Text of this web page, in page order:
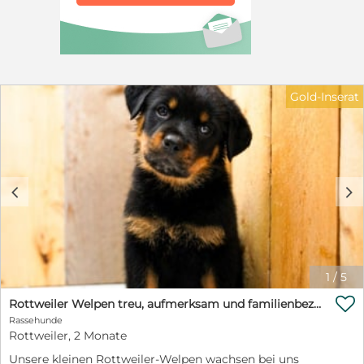
Jahre oder älter sein und den verantwortungsvollen
Umgang mit Hunden kennen. Wenn Sie ein Körbchen
frei haben, sei es auf Zeit oder für immer, dann nehmen
auf unsere Seite www.furbys-fellfreunde.de unter -
Fellfreund adoptieren-. Dort finden Sie alle nötigen
Infos zur Adoption oder Pflegestelle und auch unsere
Selbstauskunft. Alle Hunde sind bei Ausreise gechipt,
geimpft und reisen mit einem EU Ausweis in einem
beim deutschen Veterinäramt registrierten Transport.
Die Hunde reisen mit Traces.
1 / 5
c d
Gold-Inserat
Rottweiler Welpen treu, aufmerksam und familienbezogen
Rassehunde
Rottweiler, 2 Monate
Unsere kleinen Rottweiler-Welpen wachsen bei uns
